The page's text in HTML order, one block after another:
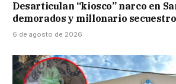
Desarticulan “kiosco” narco en
demorados y millonario
6 de agosto de 2026